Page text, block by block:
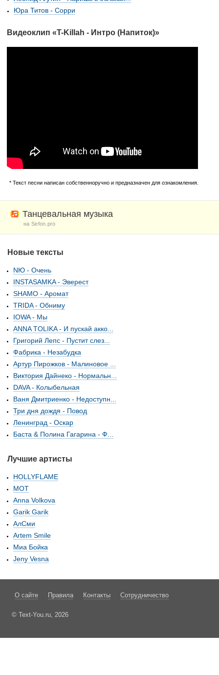
Юра Титов - Сорри
Видеоклип «T-Killah - Интро (Напиток)»
* Текст песни написан собственноручно и предназначен для ознакомления.
Танцевальная музыка
на Sefon.pro
Новые тексты
NЮ - Очень
INSTASAMKA - Эверест
SHAMO - Аромат
TRIDA - Обниму
IOWA - Мы
ANNA TOLIKA - И пускай акко...
Григорий Лепс - Пустит слез...
Фабрика - Незабудка
Артур Пирожков - Малиновое ...
Виктория Дайнеко - Нормальн...
DAVA - Колыбельная
Ваня Дмитриенко - Недоступн...
Три дня дождя - Повод
Ленинград - Оскар
Баста & Полина Гагарина - Ф...
Лучшие артисты
HOLLYFLAME
МОТ
Anna Volkova
Garik Garik
АлСми
Artem Smile
Миа Бойка
Jeny Vesna
О сайте Правила Контакты Сотрудничество
© Text-You.ru, 2026